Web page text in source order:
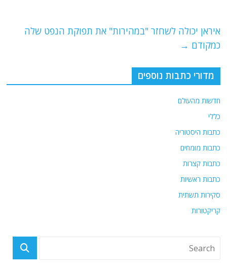
k
איראן יכולה לשחזר "במהירות" את תפוקת הנפט שלה
כמקודם →
מדורי כתבות נוספים
חדשות מהעולם
כללי
כתבות היסטוריה
כתבות מומחים
כתבות קצרות
כתבות ראשיות
סקירות תשתית
קריקטורות